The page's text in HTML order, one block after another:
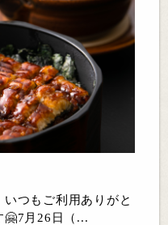
いつもご利用ありがと
🤗7月26日（...